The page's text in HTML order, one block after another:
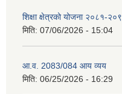
शिक्षा क्षेत्रको योजना २०८१-
मिति: 07/06/2026 - 15:04
आ.व. 2083/084 आय व्यय
मिति: 06/25/2026 - 16:29